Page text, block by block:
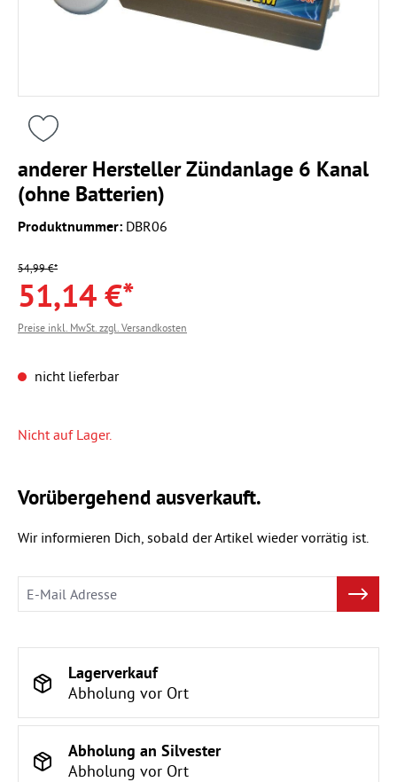
anderer Hersteller Zündanlage 6 Kanal
(ohne Batterien)
Produktnummer: DBR06
54,99 €*
51,14 €*
Preise inkl. MwSt. zzgl. Versandkosten
nicht lieferbar
Nicht auf Lager.
Vorübergehend ausverkauft.
Wir informieren Dich, sobald der Artikel wieder vorrätig ist.
Lagerverkauf
Abholung vor Ort
Abholung an Silvester
Abholung vor Ort